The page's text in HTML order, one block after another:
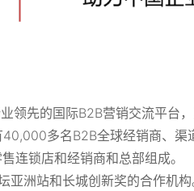
领先的国际B2B营销交流平台
多名B2B全球经销商、渠
连锁店和经销商和总部组成。
洲站和长城创新奖的合作机构